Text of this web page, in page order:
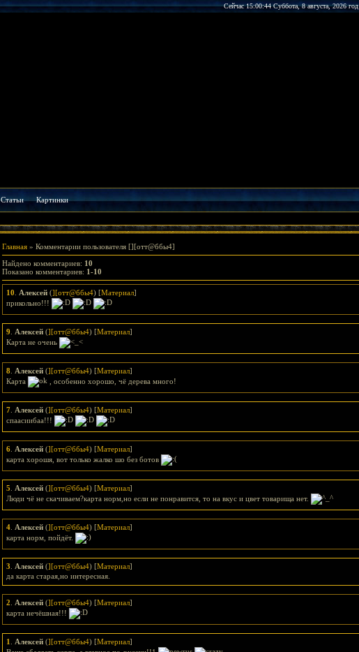
Сейчас 15:00:44 Суббота, 8 августа, 2026 год
Cтатьи Картинки
Главная » Комментарии пользователя [][отт@ббы4]
Найдено комментариев: 10
Показано комментариев: 1-10
10 Алексей (][отт@ббы4) [Материал]
прикольно!!!
9 Алексей (][отт@ббы4) [Материал]
Карта не очень
8 Алексей (][отт@ббы4) [Материал]
Карта
, особенно хорошо, чё дерева много!
7 Алексей (][отт@ббы4) [Материал]
спаасиибаа!!!
6 Алексей (][отт@ббы4) [Материал]
карта хорошя, вот только жалко шо без ботов
5 Алексей (][отт@ббы4) [Материал]
Люди чё не скачиваем?карта норм,но если не понравится, то на вкус и цвет товарища нет.
4 Алексей (][отт@ббы4) [Материал]
карта норм, пойдёт.
3 Алексей (][отт@ббы4) [Материал]
да карта старая,но интересная.
2 Алексей (][отт@ббы4) [Материал]
карта нечёшная!!!
1 Алексей (][отт@ббы4) [Материал]